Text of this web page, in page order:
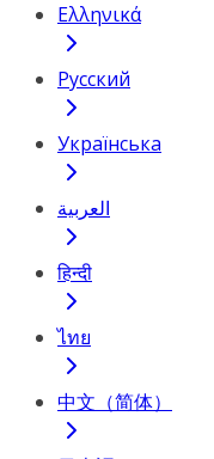
Ελληνικά
Русский
Українська
العربية
हिन्दी
ไทย
中文（简体）